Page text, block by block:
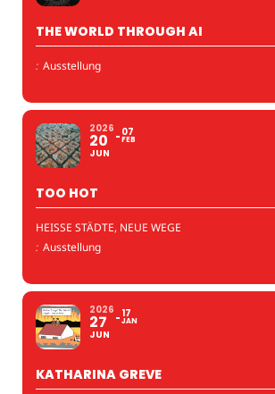
THE WORLD THROUGH AI
: Ausstellung
2026
20
JUN
07
FEB
TOO HOT
HEISSE STÄDTE, NEUE WEGE
: Ausstellung
2026
27
JUN
17
JAN
KATHARINA GREVE